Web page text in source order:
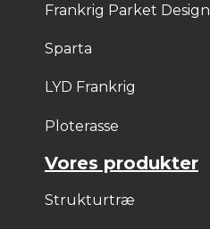
Frankrig Parket Design
Sparta
LYD Frankrig
Ploterasse
Vores produkter
Strukturtræ